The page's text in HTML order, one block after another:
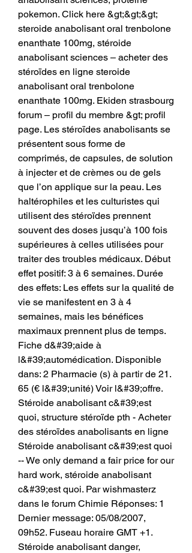
pokemon. Click here &gt;&gt;&gt;
steroide anabolisant oral trenbolone
enanthate 100mg, stéroide
anabolisant sciences – acheter des
stéroïdes en ligne steroide
anabolisant oral trenbolone
enanthate 100mg. Ekiden strasbourg
forum – profil du membre &gt; profil
page. Les stéroïdes anabolisants se
présentent sous forme de
comprimés, de capsules, de solution
à injecter et de crèmes ou de gels
que l’on applique sur la peau. Les
haltérophiles et les culturistes qui
utilisent des stéroïdes prennent
souvent des doses jusqu’à 100 fois
supérieures à celles utilisées pour
traiter des troubles médicaux. Début
effet positif: 3 à 6 semaines. Durée
des effets: Les effets sur la qualité de
vie se manifestent en 3 à 4
semaines, mais les bénéfices
maximaux prennent plus de temps.
Fiche d&#39;aide à
l&#39;automédication. Disponible
dans: 2 Pharmacie (s) à partir de 21.
65 (€ l&#39;unité) Voir l&#39;offre.
Stéroide anabolisant c&#39;est
quoi, structure stéroïde pth - Acheter
des stéroïdes anabolisants en ligne
Stéroide anabolisant c&#39;est quoi
-- We only demand a fair price for our
hard work, stéroide anabolisant
c&#39;est quoi. Par wishmasterz
dans le forum Chimie Réponses: 1
Dernier message: 05/08/2007,
09h52. Fuseau horaire GMT +1.
Stéroide anabolisant danger,